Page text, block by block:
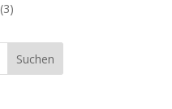
(3)